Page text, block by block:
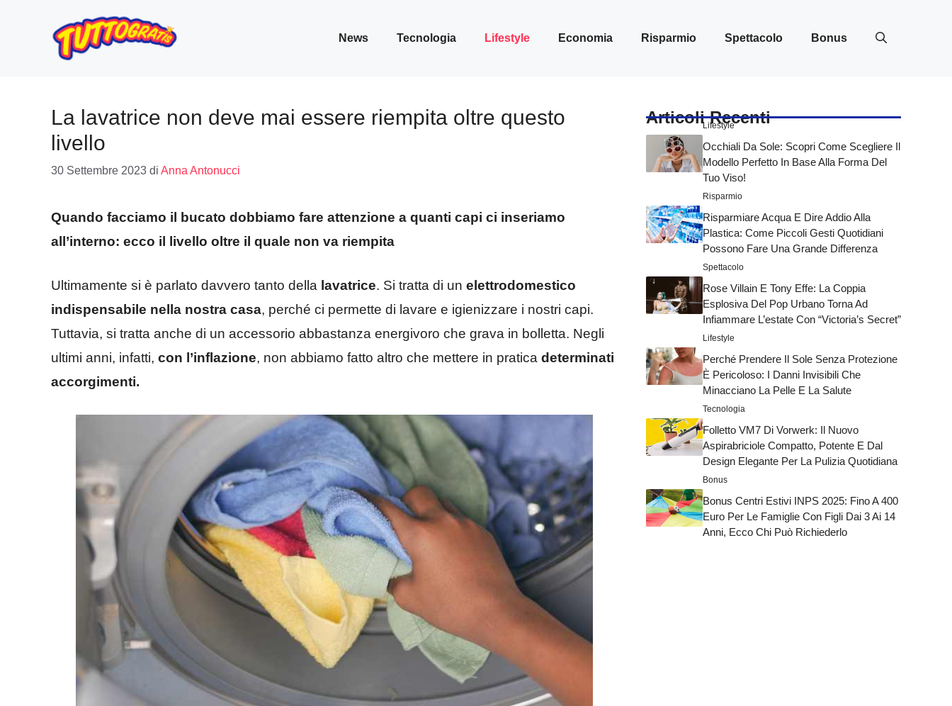
contenuto
News Tecnologia Lifestyle Economia Risparmio Spettacolo Bonus
La lavatrice non deve mai essere riempita oltre questo
livello
30 Settembre 2023 di Anna Antonucci
Quando facciamo il bucato dobbiamo fare attenzione a quanti capi ci inseriamo
all’interno: ecco il livello oltre il quale non va riempita
Ultimamente si è parlato davvero tanto della lavatrice. Si tratta di un elettrodomestico
indispensabile nella nostra casa, perché ci permette di lavare e igienizzare i nostri capi.
Tuttavia, si tratta anche di un accessorio abbastanza energivoro che grava in bolletta. Negli
ultimi anni, infatti, con l’inflazione, non abbiamo fatto altro che mettere in pratica determinati
accorgimenti.
Articoli Recenti
Lifestyle
Occhiali Da Sole: Scopri Come Scegliere Il
Modello Perfetto In Base Alla Forma Del
Tuo Viso!
Risparmio
Risparmiare Acqua E Dire Addio Alla
Plastica: Come Piccoli Gesti Quotidiani
Possono Fare Una Grande Differenza
Spettacolo
Rose Villain E Tony Effe: La Coppia
Esplosiva Del Pop Urbano Torna Ad
Infiammare L’estate Con “Victoria’s Secret”
Lifestyle
Perché Prendere Il Sole Senza Protezione
È Pericoloso: I Danni Invisibili Che
Minacciano La Pelle E La Salute
Tecnologia
Folletto VM7 Di Vorwerk: Il Nuovo
Aspirabriciole Compatto, Potente E Dal
Design Elegante Per La Pulizia Quotidiana
Bonus
Bonus Centri Estivi INPS 2025: Fino A 400
Euro Per Le Famiglie Con Figli Dai 3 Ai 14
Anni, Ecco Chi Può Richiederlo